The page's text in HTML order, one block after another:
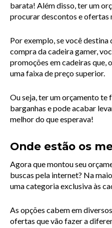
barata! Além disso, ter um
procurar descontos e ofertas
Por exemplo, se você
compra da cadeira gamer,
promoções em cadeiras que,
uma faixa de preço superior.
Ou seja, ter um orçamento te
barganhas e pode acabar
melhor do que esperava!
Onde estão os
Agora que montou seu
buscas pela internet? Na
uma categoria exclusiva às
As opções cabem em
ofertas que vão fazer a